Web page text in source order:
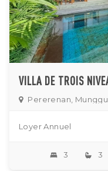
Pererenan, Munggu
Loyer Annuel
3 3